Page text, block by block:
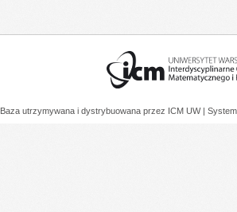
Baza utrzymywana i dystrybuowana przez ICM UW |